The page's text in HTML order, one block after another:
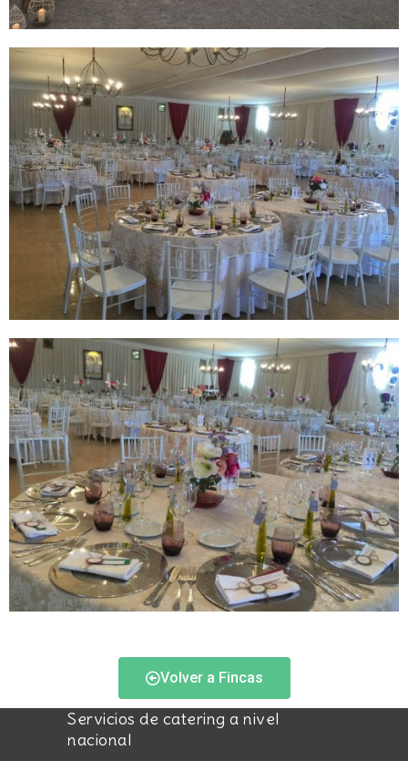
Volver a Fincas
Servicios de catering a nivel
nacional